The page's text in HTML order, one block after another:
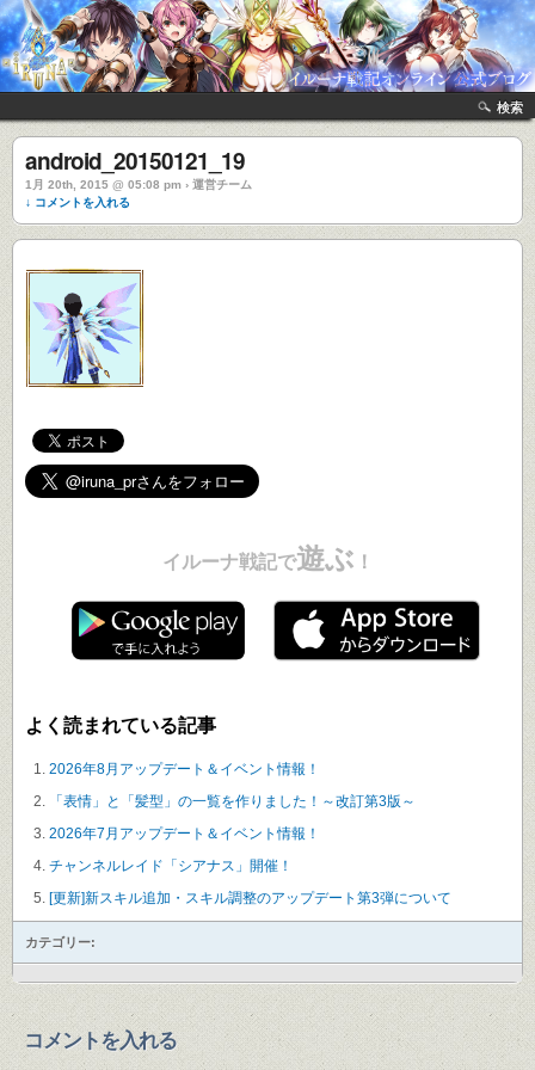
検索
android_20150121_19
1月 20th, 2015 @ 05:08 pm › 運営チーム
↓ コメントを入れる
イルーナ戦記で遊ぶ ！
よく読まれている記事
2026年8月アップデート＆イベント情報！
「表情」と「髪型」の一覧を作りました！～改訂第3版～
2026年7月アップデート＆イベント情報！
チャンネルレイド「シアナス」開催！
[更新]新スキル追加・スキル調整のアップデート第3弾について
カテゴリー:
コメントを入れる